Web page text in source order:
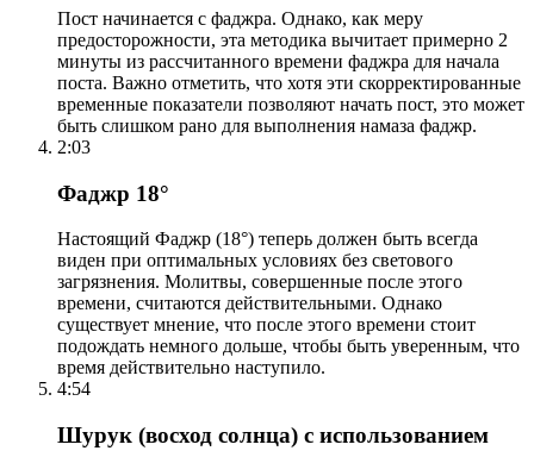
Пост начинается с фаджра. Однако, как меру
предосторожности, эта методика вычитает примерно 2
минуты из рассчитанного времени фаджра для начала
поста. Важно отметить, что хотя эти скорректированные
временные показатели позволяют начать пост, это может
быть слишком рано для выполнения намаза фаджр.
2:03
Фаджр 18°
Настоящий Фаджр (18°) теперь должен быть всегда
виден при оптимальных условиях без светового
загрязнения. Молитвы, совершенные после этого
времени, считаются действительными. Однако
существует мнение, что после этого времени стоит
подождать немного дольше, чтобы быть уверенным, что
время действительно наступило.
4:54
Шурук (восход солнца) с использованием